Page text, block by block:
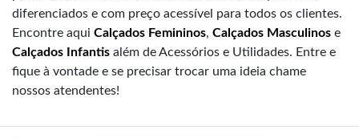
diferenciados e com preço acessível para todos os clientes.
Encontre aqui Calçados Femininos, Calçados Masculinos e
Calçados Infantis além de Acessórios e Utilidades. Entre e
fique à vontade e se precisar trocar uma ideia chame
nossos atendentes!